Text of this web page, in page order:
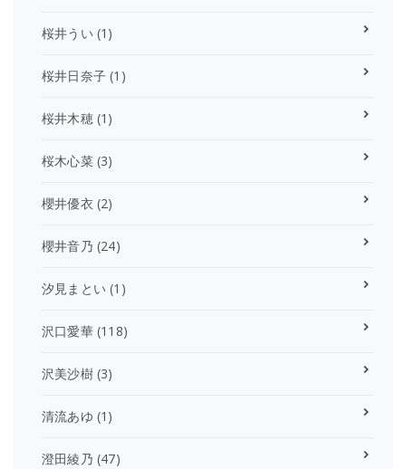
桜井うい (1)
桜井日奈子 (1)
桜井木穂(1)
桜木心菜(3)
櫻井優衣 (2)
櫻井音乃 (24)
汐見まとい (1)
沢口愛華(118)
沢美沙樹(3)
清流あゆ (1)
澄田綾乃 (47)